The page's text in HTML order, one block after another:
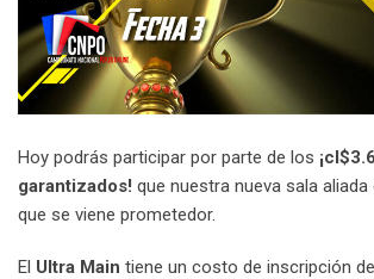
Hoy podrás participar por parte de los
garantizados! que nuestra nueva sala
que se viene prometedor.
El Ultra Main tiene un costo de inscripción